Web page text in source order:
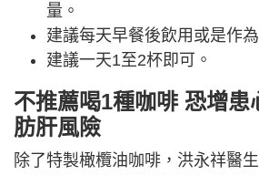
量。
建議每天早餐後飲用或是作
建議一天1至2杯即可。
不推薦喝1種咖啡 恐增患
肪肝風險
除了特製橄欖油咖啡，洪永祥醫